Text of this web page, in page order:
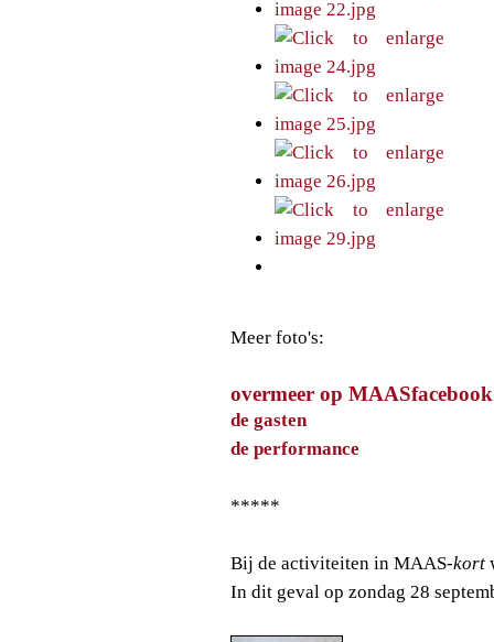
Meer foto's:
overmeer op MAASfacebook
de gasten
de performance
*****
Bij de activiteiten in MAAS-kort
In dit geval op zondag 28